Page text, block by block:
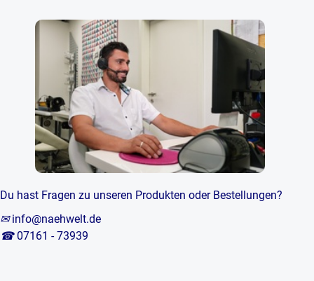
Du hast Fragen zu unseren Produkten oder Bestellungen?
✉ info@naehwelt.de
☎ 07161 - 73939